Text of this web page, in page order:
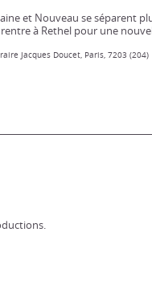
et Nouveau se séparent
rentre à Rethel pour une
Jacques Doucet, Paris, 7203 (204)